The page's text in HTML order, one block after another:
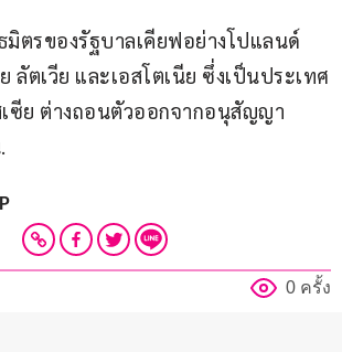
ตรของรัฐบาลเคียฟอย่างโปแลนด์
ลัตเวีย และเอสโตเนีย ซึ่งเป็นประเทศ
ซีย ต่างถอนตัวออกจากอนุสัญญา
0 ครั้ง